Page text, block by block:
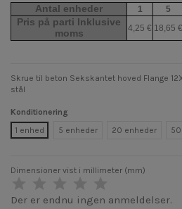
Antal enheder 1 5
Pris på parti Inklusive
moms
4,25 € 18,65 €
Skrue til beton Sekskantet hoved Flange
stål
Konditionering
1 enhed
5 enheder 20 enheder
Dimensioner vist i millimeter (mm)
Der er endnu ingen anmeldelser.